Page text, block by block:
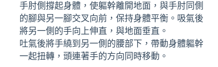
手肘側撐起身體，使軀幹離開地面，與手肘同側
的腳與另一腳交叉向前，保持身體平衡。吸氣後
將另一側的手向上伸直，與地面垂直。
吐氣後將手繞到另一側的腰部下，帶動身體軀幹
一起扭轉，頭連著手的方向同時移動。